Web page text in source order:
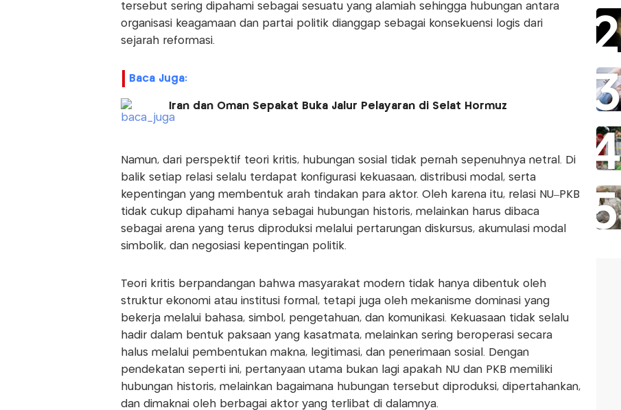
tersebut sering dipahami sebagai sesuatu yang alamiah sehingga hubungan antara
organisasi keagamaan dan partai politik dianggap sebagai konsekuensi logis dari
sejarah reformasi.
Baca Juga:
Iran dan Oman Sepakat Buka Jalur Pelayaran di Selat Hormuz
Namun, dari perspektif teori kritis, hubungan sosial tidak pernah sepenuhnya netral. Di
balik setiap relasi selalu terdapat konfigurasi kekuasaan, distribusi modal, serta
kepentingan yang membentuk arah tindakan para aktor. Oleh karena itu, relasi NU–PKB
tidak cukup dipahami hanya sebagai hubungan historis, melainkan harus dibaca
sebagai arena yang terus diproduksi melalui pertarungan diskursus, akumulasi modal
simbolik, dan negosiasi kepentingan politik.
Teori kritis berpandangan bahwa masyarakat modern tidak hanya dibentuk oleh
struktur ekonomi atau institusi formal, tetapi juga oleh mekanisme dominasi yang
bekerja melalui bahasa, simbol, pengetahuan, dan komunikasi. Kekuasaan tidak selalu
hadir dalam bentuk paksaan yang kasatmata, melainkan sering beroperasi secara
halus melalui pembentukan makna, legitimasi, dan penerimaan sosial. Dengan
pendekatan seperti ini, pertanyaan utama bukan lagi apakah NU dan PKB memiliki
hubungan historis, melainkan bagaimana hubungan tersebut diproduksi, dipertahankan,
dan dimaknai oleh berbagai aktor yang terlibat di dalamnya.